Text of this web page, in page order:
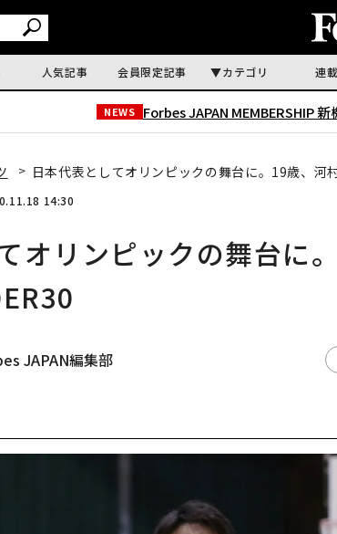
人気記事 会員限定記事 カテゴリ 連載
NEWS Forbes JAPAN MEMBERSHIP 新
日本代表としてオリンピックの舞台に。19歳、河
14:30
オリンピックの舞台に
JAPAN編集部